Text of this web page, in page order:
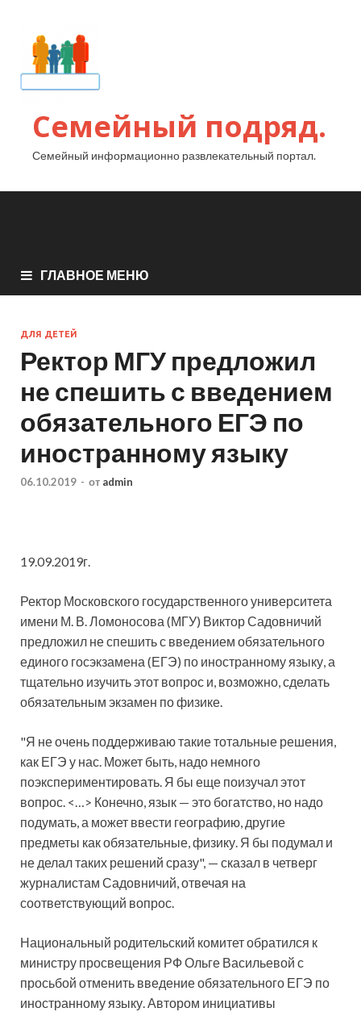
Семейный подряд.
Семейный информационно развлекательный портал.
ГЛАВНОЕ МЕНЮ
ДЛЯ ДЕТЕЙ
Ректор МГУ предложил
не спешить с введением
обязательного ЕГЭ по
иностранному языку
06.10.2019 - от admin
19.09.2019г.
Ректор Московского государственного университета
имени М. В. Ломоносова (МГУ) Виктор Садовничий
предложил не спешить с введением обязательного
единого госэкзамена (ЕГЭ) по иностранному языку, а
тщательно изучить этот вопрос и, возможно,сделать
обязательным экзамен по физике.
"Я не очень поддерживаю такие тотальные решения,
как ЕГЭ у нас. Может быть, надо немного
поэкспериментировать. Я бы еще поизучал этот
вопрос. <…> Конечно, язык — это богатство, но надо
подумать, а может ввести географию, другие
предметы как обязательные, физику. Я бы подумал и
не делал таких решений сразу", — сказал в четверг
журналистам Садовничий, отвечая на
соответствующий вопрос.
Национальный родительский комитет обратился к
министру просвещения РФ Ольге Васильевой с
просьбой отменить введение обязательного ЕГЭ по
иностранному языку. Автором инициативы